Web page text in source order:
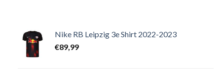
Nike RB Leipzig 3e Shirt 2022-2023
€89,99